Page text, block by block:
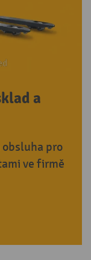
a
pro
ve firmě